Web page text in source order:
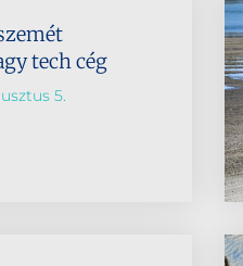
tech cég
5.